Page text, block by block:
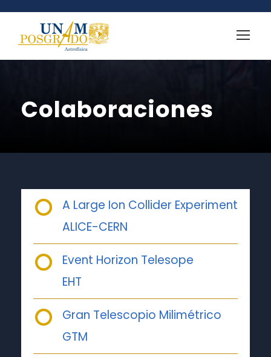
Colaboraciones
A Large Ion Collider Experiment
ALICE-CERN
Event Horizon Telesope
EHT
Gran Telescopio Milimétrico
GTM